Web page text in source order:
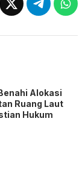
Alokasi
Ruang Laut
Hukum